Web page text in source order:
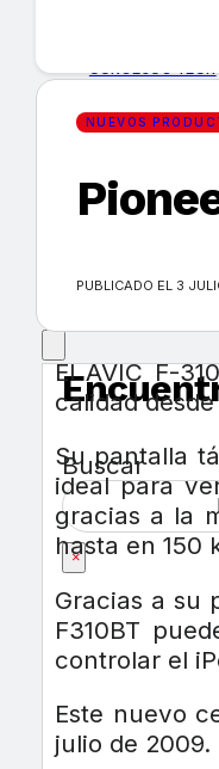
MERCADOS Y
EVENTOS
Buscar
×
NUEVOS
PUBLICADO EL 3
El AVIC F-
calidad
Su pantalla
ideal para
gracias a la
hasta en 150
Gracias a su
F310BT
controlar el
Este nuevo
julio de 2009.